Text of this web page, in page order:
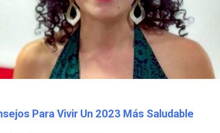
Para Vivir Un 2023 Más Saludable